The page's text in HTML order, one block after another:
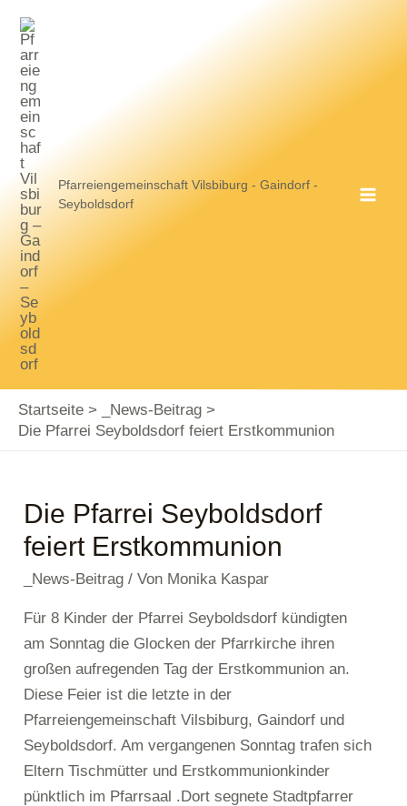
Inhalt
springen
Pfarreiengemeinschaft Vilsbiburg - Gaindorf -
Seyboldsdorf
Startseite
_News-Beitrag
Die Pfarrei Seyboldsdorf feiert Erstkommunion
Die Pfarrei Seyboldsdorf
feiert Erstkommunion
_News-Beitrag / Von Monika Kaspar
Für 8 Kinder der Pfarrei Seyboldsdorf kündigten
am Sonntag die Glocken der Pfarrkirche ihren
großen aufregenden Tag der Erstkommunion an.
Diese Feier ist die letzte in der
Pfarreiengemeinschaft Vilsbiburg, Gaindorf und
Seyboldsdorf. Am vergangenen Sonntag trafen sich
Eltern Tischmütter und Erstkommunionkinder
pünktlich im Pfarrsaal .Dort segnete Stadtpfarrer